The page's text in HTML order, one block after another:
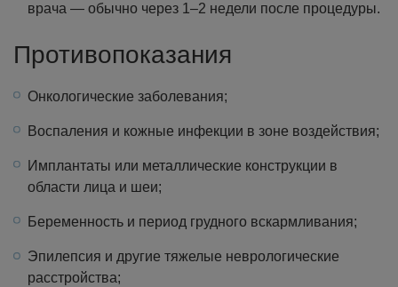
врача — обычно через 1–2 недели после процедуры.
Противопоказания
Онкологические заболевания;
Воспаления и кожные инфекции в зоне воздействия;
Имплантаты или металлические конструкции в
области лица и шеи;
Беременность и период грудного вскармливания;
Эпилепсия и другие тяжелые неврологические
расстройства;